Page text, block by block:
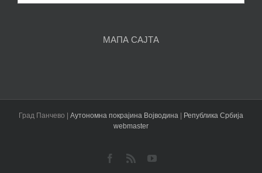
чланака
МАПА САЈТА
Град Панчево | Аутономна покрајина Војводина | Република Србија
webmaster
Facebook
Rss YouTube